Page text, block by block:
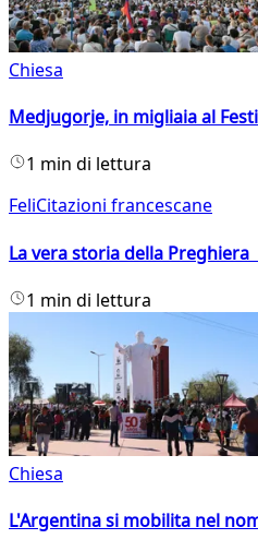
Chiesa
Medjugorje, in migliaia al
1 min di lettura
FeliCitazioni francescane
La vera storia della
1 min di lettura
Chiesa
L'Argentina si mobilita nel